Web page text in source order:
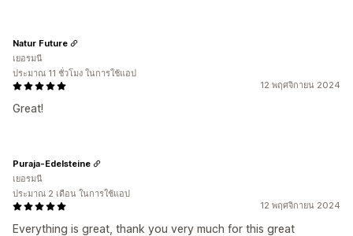
12 พฤศจิกายน 2024
Great!
Natur Future
เยอรมนี
ประมาณ 11 ชั่วโมง ในการใช้แอป
12 พฤศจิกายน 2024
Everything is great, thank you very much for this great
Puraja-Edelsteine
เยอรมนี
ประมาณ 2 เดือน ในการใช้แอป